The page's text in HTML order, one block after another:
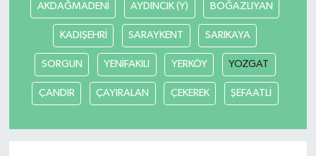
AKDAĞMADENİ AYDINCIK (Y) BOĞAZLIYAN
KADIŞEHRİ SARAYKENT SARIKAYA
SORGUN YENİFAKILI YERKÖY YOZGAT
ÇANDIR ÇAYIRALAN ÇEKEREK ŞEFAATLİ